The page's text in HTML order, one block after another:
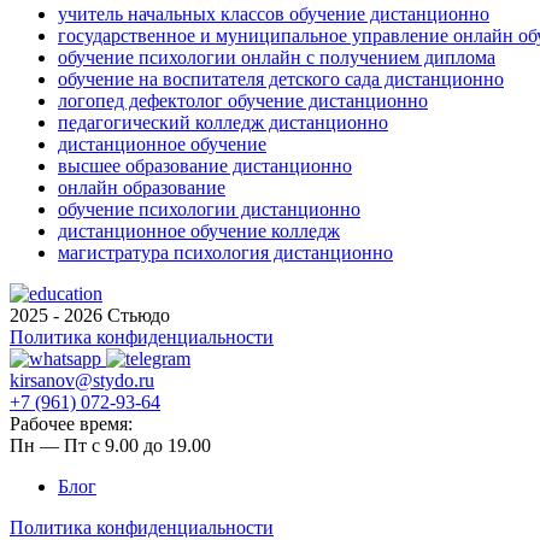
учитель начальных классов обучение дистанционно
государственное и муниципальное управление онлайн
обучение психологии онлайн с получением диплома
обучение на воспитателя детского сада дистанционно
логопед дефектолог обучение дистанционно
педагогический колледж дистанционно
дистанционное обучение
высшее образование дистанционно
онлайн образование
обучение психологии дистанционно
дистанционное обучение колледж
магистратура психология дистанционно
2025 - 2026 Стьюдо
Политика конфиденциальности
kirsanov@stydo.ru
+7 (961) 072-93-64
Рабочее время:
Пн — Пт с 9.00 до 19.00
Блог
Политика конфиденциальности